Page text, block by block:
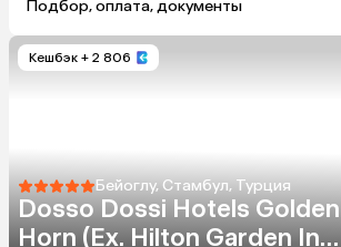
Подбор, оплата, документы
Кешбэк + 2 806
Бейоглу, Стамбул, Турция
Dosso Dossi Hotels Golden
Horn (Eх. Hilton Garden Inn